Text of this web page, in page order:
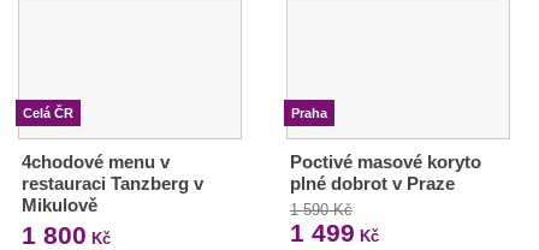
Celá ČR
4chodové menu v
restauraci Tanzberg v
Mikulově
1 800 Kč
Praha
Poctivé masové koryto
plné dobrot v Praze
1 590 Kč
1 499 Kč